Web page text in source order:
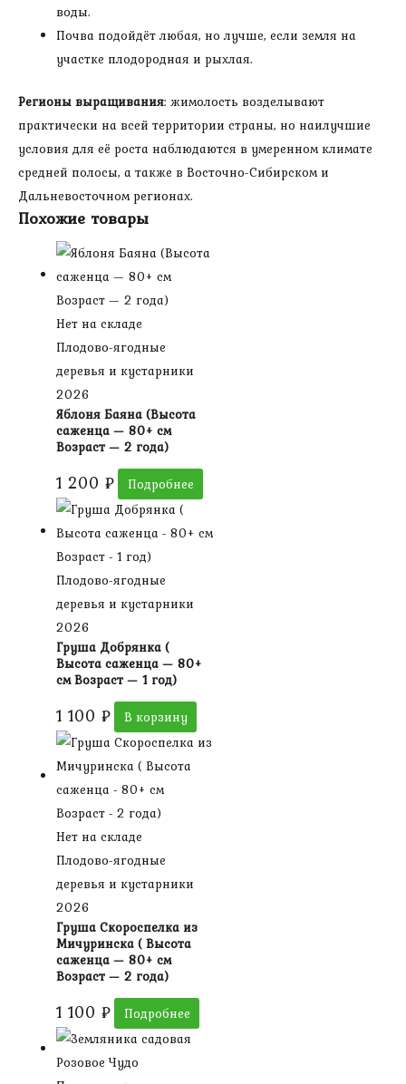
воды.
Почва подойдёт любая, но лучше, если земля на
участке плодородная и рыхлая.
Регионы выращивания: жимолость возделывают
практически на всей территории страны, но наилучшие
условия для её роста наблюдаются в умеренном климате
средней полосы, а также в Восточно-Сибирском и
Дальневосточном регионах.
Похожие товары
Нет на складе
Плодово-ягодные
деревья и кустарники
2026
Яблоня Баяна (Высота
саженца — 80+ см
Возраст — 2 года)
1 200 ₽ Подробнее
Плодово-ягодные
деревья и кустарники
2026
Груша Добрянка (
Высота саженца — 80+
см Возраст — 1 год)
1 100 ₽ В корзину
Нет на складе
Плодово-ягодные
деревья и кустарники
2026
Груша Скороспелка из
Мичуринска ( Высота
саженца — 80+ см
Возраст — 2 года)
1 100 ₽ Подробнее